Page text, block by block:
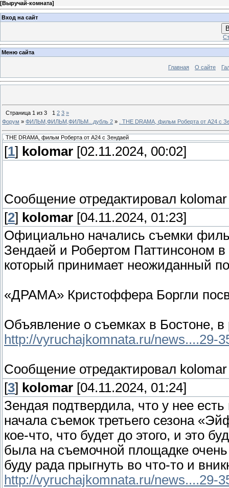
[Выручай-комната]
Вход на сайт
Меню сайта
Главная О сайте
Страница 1 из 3 1 2 3 »
Форум » ФИЛЬМ,ФИЛЬМ,ФИЛЬМ...дубль 2 » . THE DRAMA, фильм Роберта от A24 с
. THE DRAMA, фильм Роберта от A24 с Зендаей
[1] kolomar [02.11.2024, 00:02]
Сообщение отредактировал kolomar
[2] kolomar [04.11.2024, 01:23]
Официально начались съемки
Зендаей и Робертом Паттинсоном
который принимает неожиданный
«ДРАМА» Кристоффера Боргли
Объявление о съемках в Бостоне, в
http://vyruchajkomnata.ru/news....29-
Сообщение отредактировал kolomar
[3] kolomar [04.11.2024, 01:24]
Зендая подтвердила, что у нее
начала съемок третьего сезона
кое-что, что будет до этого, и это
была на съемочной площадке
буду рада прыгнуть во что-то и
http://vyruchajkomnata.ru/news....29-